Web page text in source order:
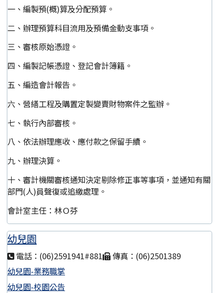
一、編製預(概)算及分配預算。
二、辦理預算科目流用及預備金動支事項。
三、審核原始憑證。
四、編製記帳憑證、登記會計簿籍。
五、編造會計報告。
六、營繕工程及購置定製變賣財物案件之監辦。
七、執行內部審核。
八、依法辦理應收、應付款之保留手續。
九、辦理決算。
十、審計機關審核通知決定剔除修正事等事項，並通知有關
部門(人)員聲復或追繳處理。
會計室主任：林Ｏ芬
幼兒園
電話：(06)2591941#881
傳真：(06)2501389
幼兒園-業務職掌
幼兒園-校園公告